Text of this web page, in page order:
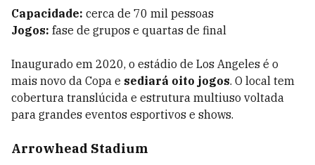
Capacidade: cerca de 70 mil pessoas
Jogos: fase de grupos e quartas de final
Inaugurado em 2020, o estádio de Los Angeles é o
mais novo da Copa e sediará oito jogos. O local tem
cobertura translúcida e estrutura multiuso voltada
para grandes eventos esportivos e shows.
Arrowhead Stadium